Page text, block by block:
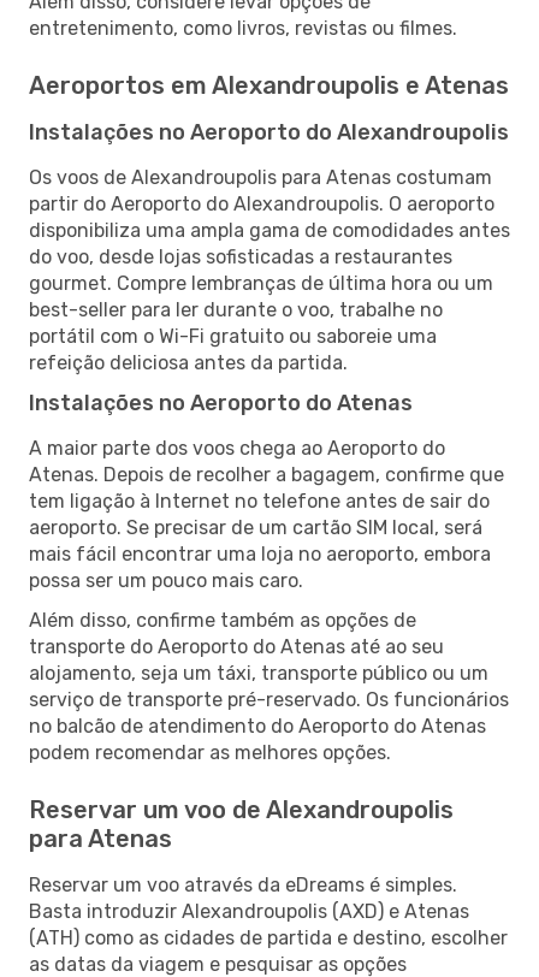
entretenimento, como livros, revistas ou filmes.
Aeroportos em Alexandroupolis e Atenas
Instalações no Aeroporto do Alexandroupolis
Os voos de Alexandroupolis para Atenas costumam
partir do Aeroporto do Alexandroupolis. O aeroporto
disponibiliza uma ampla gama de comodidades antes
do voo, desde lojas sofisticadas a restaurantes
gourmet. Compre lembranças de última hora ou um
best-seller para ler durante o voo, trabalhe no
portátil com o Wi-Fi gratuito ou saboreie uma
refeição deliciosa antes da partida.
Instalações no Aeroporto do Atenas
A maior parte dos voos chega ao Aeroporto do
Atenas. Depois de recolher a bagagem, confirme que
tem ligação à Internet no telefone antes de sair do
aeroporto. Se precisar de um cartão SIM local, será
mais fácil encontrar uma loja no aeroporto, embora
possa ser um pouco mais caro.
Além disso, confirme também as opções de
transporte do Aeroporto do Atenas até ao seu
alojamento, seja um táxi, transporte público ou um
serviço de transporte pré-reservado. Os funcionários
no balcão de atendimento do Aeroporto do Atenas
podem recomendar as melhores opções.
Reservar um voo de Alexandroupolis
para Atenas
Reservar um voo através da eDreams é simples.
Basta introduzir Alexandroupolis (AXD) e Atenas
(ATH) como as cidades de partida e destino, escolher
as datas da viagem e pesquisar as opções